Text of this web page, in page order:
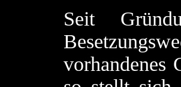
Seit
vorhandenes